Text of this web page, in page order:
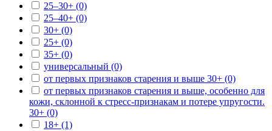
25–30+ (0)
25–40+ (0)
30+ (0)
25+ (0)
35+ (0)
универсальный (0)
от первых признаков старения и выше 30+ (0)
от первых признаков старения и выше, особенно для
кожи, склонной к стресс-признакам и потере упругости.
30+ (0)
18+ (1)